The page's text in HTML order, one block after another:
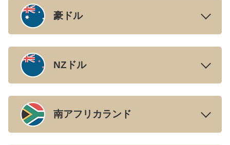
豪ドル
NZドル
南アフリカランド